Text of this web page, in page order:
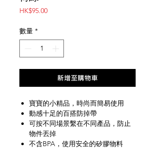
HK$95.00價
數量 *
新增至購物車
寶寶的小精品，時尚而簡易使用
動感十足的百搭防掉帶
可按不同場景繫在不同產品，防止
物件丟掉
不含BPA，使用安全的矽膠物料